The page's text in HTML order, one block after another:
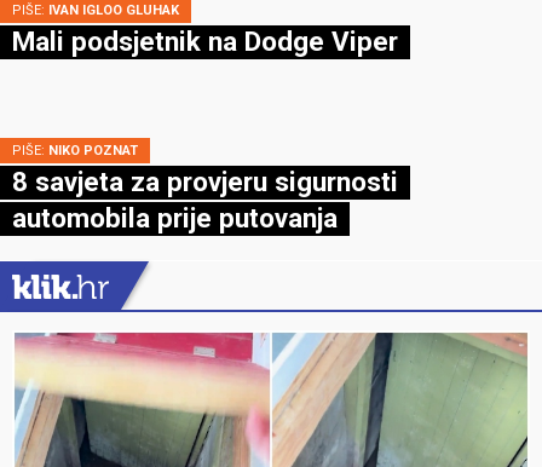
PIŠE: IVAN IGLOO GLUHAK
Mali podsjetnik na Dodge Viper
PIŠE: NIKO POZNAT
8 savjeta za provjeru sigurnosti
automobila prije putovanja